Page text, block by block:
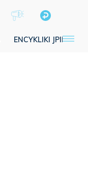
ENCYKLIKI JPII